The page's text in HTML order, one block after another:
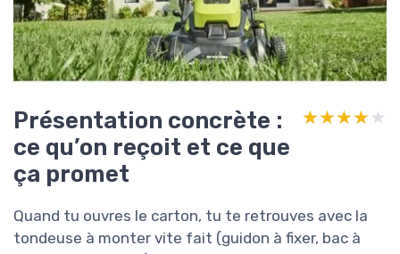
Présentation concrète :
ce qu’on reçoit et ce que
ça promet
★★★★★
★★★★★
Quand tu ouvres le carton, tu te retrouves avec la
tondeuse à monter vite fait (guidon à fixer, bac à